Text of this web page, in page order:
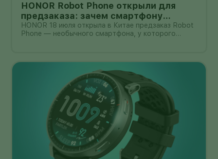
HONOR Robot Phone открыли для
предзаказа: зачем смартфону
камера на роботизированной руке
HONOR 18 июля открыла в Китае предзаказ Robot
Phone — необычного смартфона, у которого